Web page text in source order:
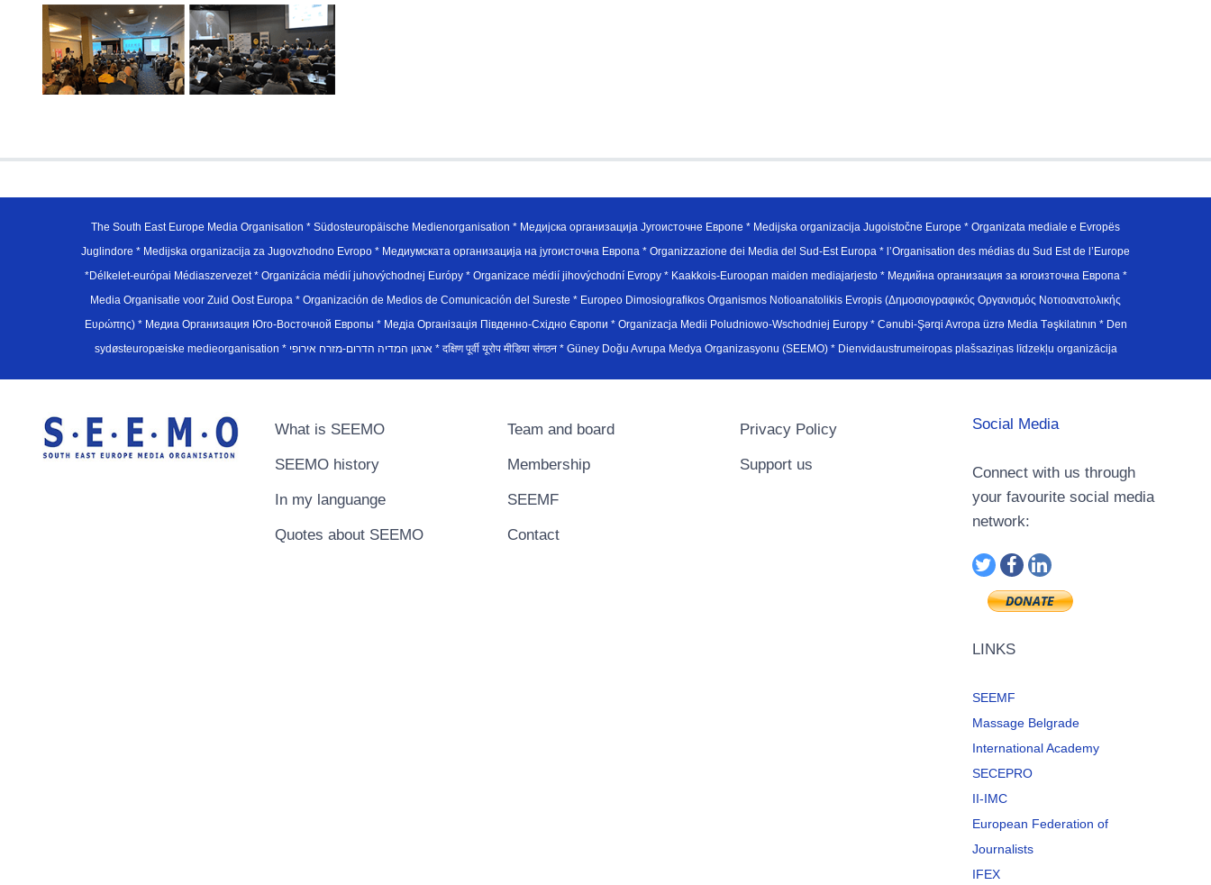
The South East Europe Media Organisation * Südosteuropäische Medienorganisation * Медијска организација Југоисточне Европе * Medijska organizacija Jugoistočne Europe * Organizata mediale e Evropës
Juglindore * Medijska organizacija za Jugovzhodno Evropo * Медиумската организација на југоисточна Европа * Organizzazione dei Media del Sud-Est Europa * l’Organisation des médias du Sud Est de l’Europe
*Délkelet-európai Médiaszervezet * Organizácia médií juhovýchodnej Európy * Organizace médií jihovýchodní Evropy * Kaakkois-Euroopan maiden mediajarjesto * Медийна организация за югоизточна Европа *
Media Organisatie voor Zuid Oost Europa * Organización de Medios de Comunicación del Sureste * Europeo Dimosiografikos Organismos Notioanatolikis Evropis (Δημοσιογραφικός Οργανισμός Νοτιοανατολικής
Ευρώπης) * Медиа Организация Юго-Восточной Европы * Медiа Органiзацiя Пiвденно-Схiдно Європи * Organizacja Medii Poludniowo-Wschodniej Europy * Cənubi-Şərqi Avropa üzrə Media Təşkilatının * Den
sydøsteuropæiske medieorganisation * ארגון המדיה הדרום-מזרח אירופי * दक्षिण पूर्वी यूरोप मीडिया संगठन * Güney Doğu Avrupa Medya Organizasyonu (SEEMO) * Dienvidaustrumeiropas plašsaziņas līdzekļu organizācija
What is SEEMO
SEEMO history
In my languange
Quotes about SEEMO
Team and board
Membership
SEEMF
Contact
Privacy Policy
Support us
Social Media
Connect with us through
your favourite social media
network:
LINKS
SEEMF
Massage Belgrade
International Academy
SECEPRO
II-IMC
European Federation of
Journalists
IFEX